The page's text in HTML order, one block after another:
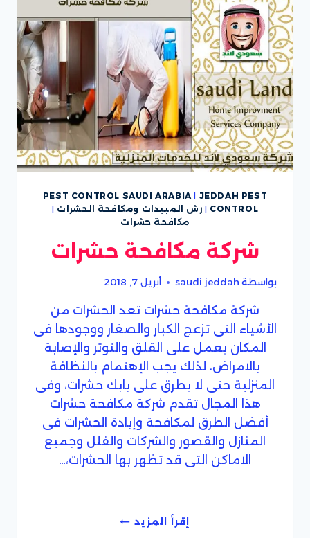
PEST CONTROL SAUDI ARABIA | JEDDAH PEST
CONTROL
| رش المبيدات ومكافحة الحشرات |
مكافحة حشرات
شركة مكافحة حشرات
بواسطة saudi jeddah أبريل 7, 2018
شركة مكافحة حشرات تعد الحشرات من
الأشياء التى تزعج الكبار والصغار ووجودها فى
المكان يعمل على القلق والتوتر والإصابة
بالامراض، لذلك يجب الإهتمام بالنظافة
المنزلية حتى لا يطرق على بابك حشرات، وفى
هذا المجال تقدم شركة مكافحة حشرات
أفضل الطرق لمكافحة وإبادة الحشرات فى
المنازل والقصور والشركات والفلل وجميع
الاماكن التى قد تظهر بها الحشرات،…
إقرأ المزيدشركة